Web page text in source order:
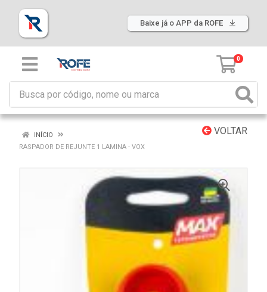
Baixe já o APP da ROFE
0
VOLTAR
INÍCIO
RASPADOR DE REJUNTE 1 LAMINA - VOX